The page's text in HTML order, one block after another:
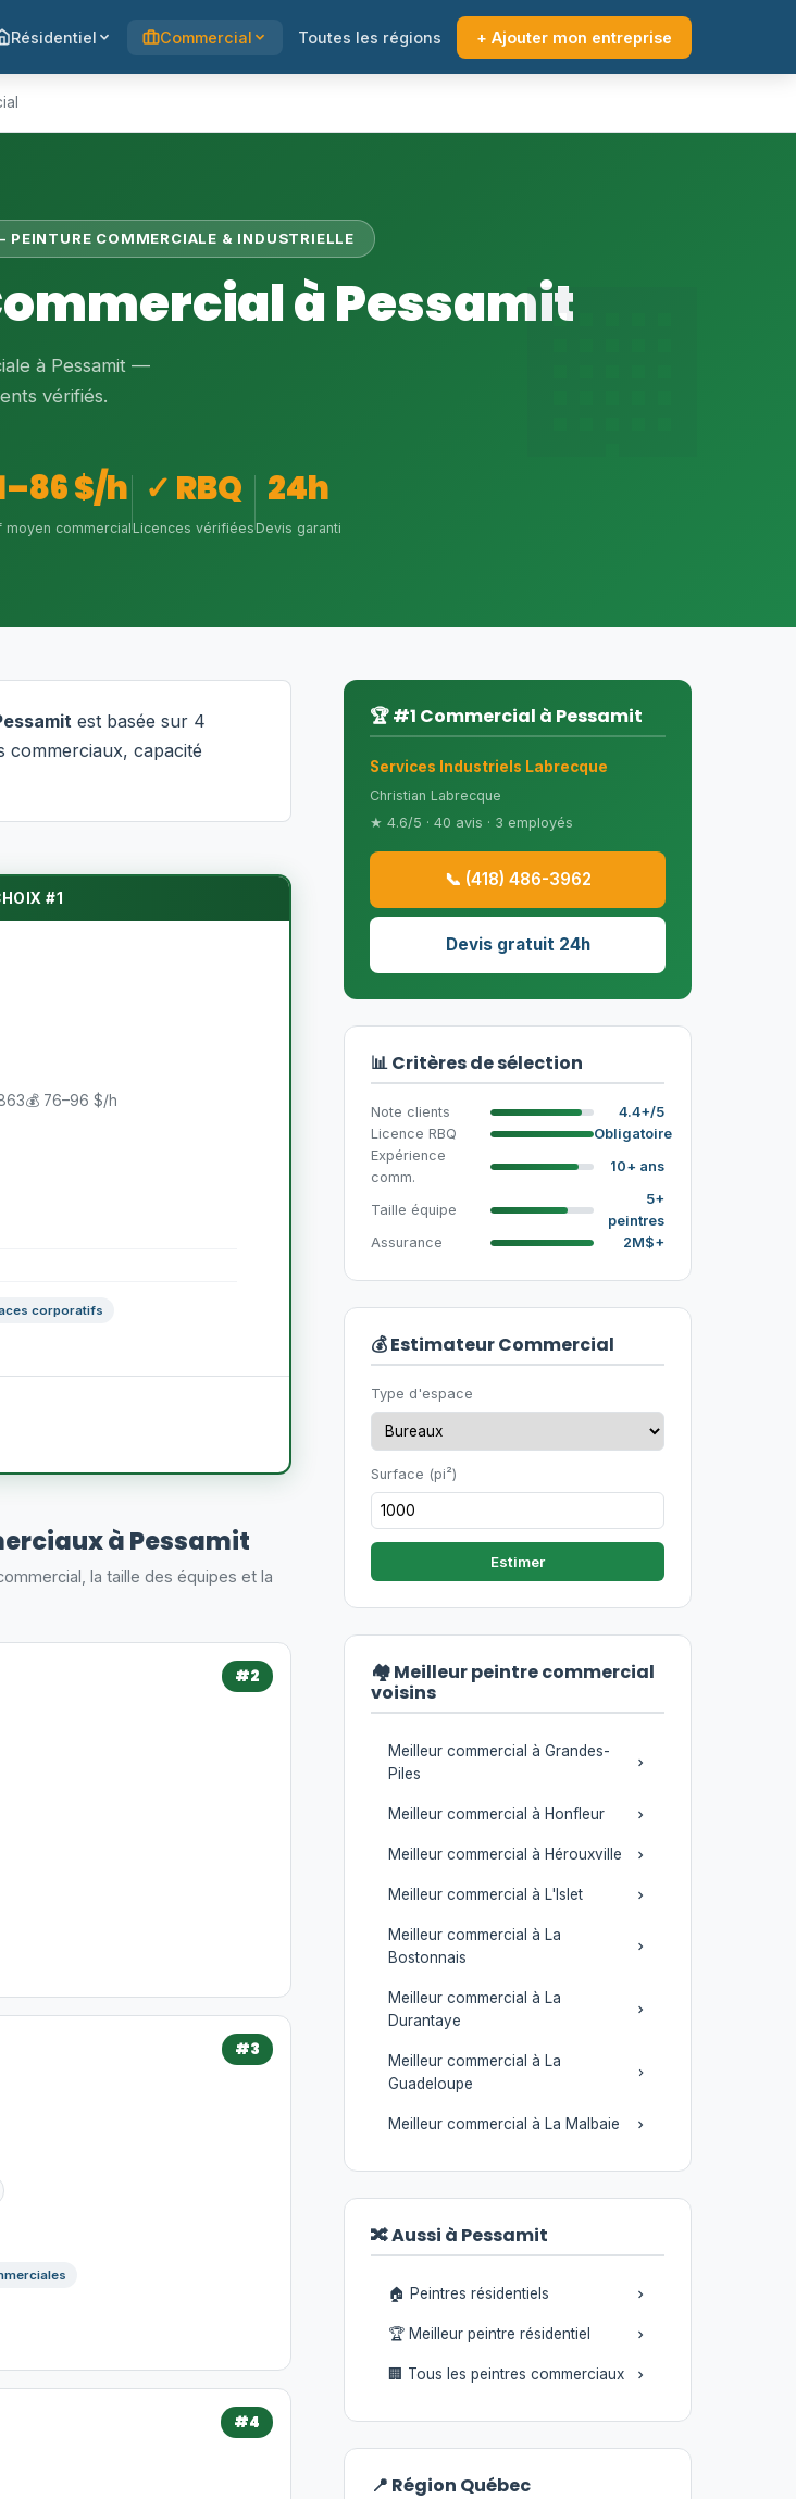
Résidentiel Commercial Toutes les régions + Ajouter mon entreprise
PEINTURE COMMERCIALE & INDUSTRIELLE
à Pessamit
à Pessamit —
vérifiés.
$/h
moyen commercial
✓ RBQ
Licences vérifiées
24h
Devis garanti
est basée sur 4
commerciaux, capacité
#1
💰 76–96 $/h
corporatifs
à Pessamit
la taille des équipes et la
#2
#3
#4
🏆 #1 Commercial à Pessamit
Services Industriels Labrecque
Christian Labrecque
★ 4.6/5 · 40 avis · 3 employés
📞 (418) 486-3962
Devis gratuit 24h
📊 Critères de sélection
Note clients
4.4+/5
Licence RBQ
Obligatoire
Expérience
comm.
10+ ans
Taille équipe
5+
peintres
Assurance
2M$+
💰 Estimateur Commercial
Type d'espace
Surface (pi²)
Estimer
🏘️ Meilleur peintre commercial
voisins
Meilleur commercial à Grandes-
Piles
Meilleur commercial à Honfleur
Meilleur commercial à Hérouxville
Meilleur commercial à L'Islet
Meilleur commercial à La
Bostonnais
Meilleur commercial à La
Durantaye
Meilleur commercial à La
Guadeloupe
Meilleur commercial à La Malbaie
🔀 Aussi à Pessamit
🏠 Peintres résidentiels
🏆 Meilleur peintre résidentiel
🏢 Tous les peintres commerciaux
📍 Région Québec